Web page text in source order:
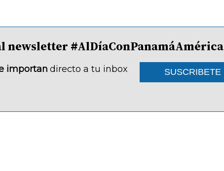
newsletter #AlDíaConPanamáAmérica
importan directo a tu inbox SUSCRIBETE